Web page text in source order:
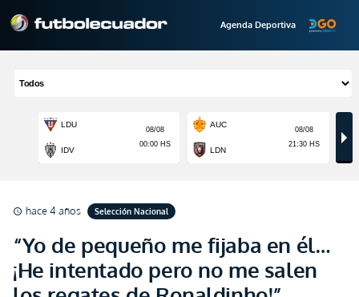
Agenda Deportiva
schedule hace 4 años Selección Nacional
“Yo de pequeño me fijaba en él…
¡He intentado pero no me salen